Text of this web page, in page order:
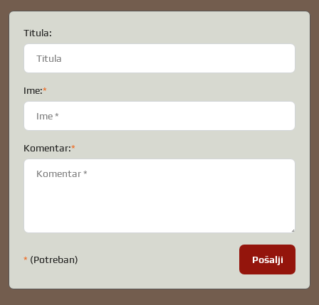
Titula:
Ime:*
Komentar:*
* (Potreban) Pošalji